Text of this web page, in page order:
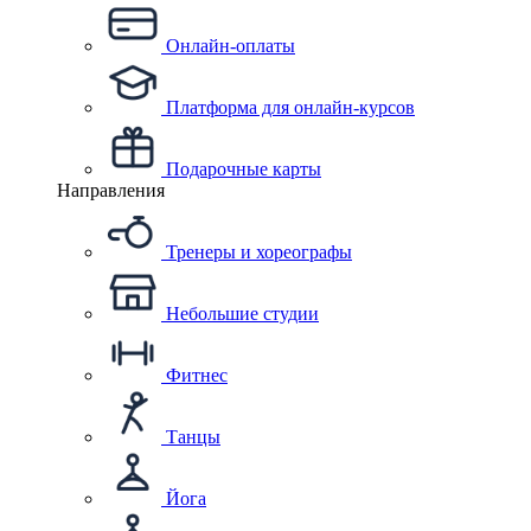
Онлайн-оплаты
Платформа для онлайн-курсов
Подарочные карты
Направления
Тренеры и хореографы
Небольшие студии
Фитнес
Танцы
Йога